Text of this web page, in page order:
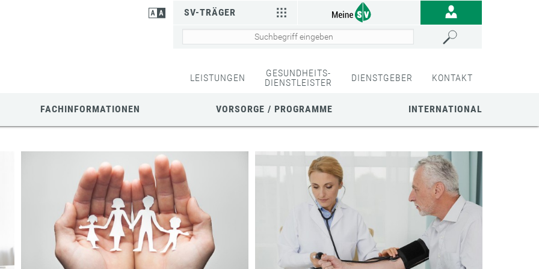
SV-TRÄGER
LEISTUNGEN
GESUNDHEITS-
DIENSTLEISTER
DIENSTGEBER KONTAKT
FACHINFORMATIONEN VORSORGE / PROGRAMME INTERNATIONAL